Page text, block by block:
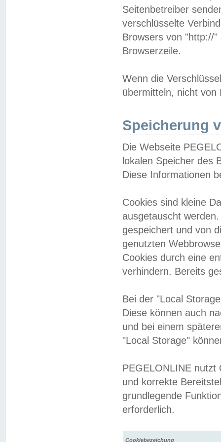
Seitenbetreiber
verschlüsselte
Browsers von "http://
Browserzeile.
Wenn die
übermitteln, nicht von
Speicherung
Die Webseite
lokalen Speicher des
Diese Informationen
Cookies sind kleine
ausgetauscht
gespeichert und von
genutzten
Cookies durch eine
verhindern. Bereits
Bei der "Local
Diese können auch
und bei einem
"Local Storage"
PEGELONLINE nutzt
und korrekte
grundlegende
erforderlich.
Cookiebezeichung